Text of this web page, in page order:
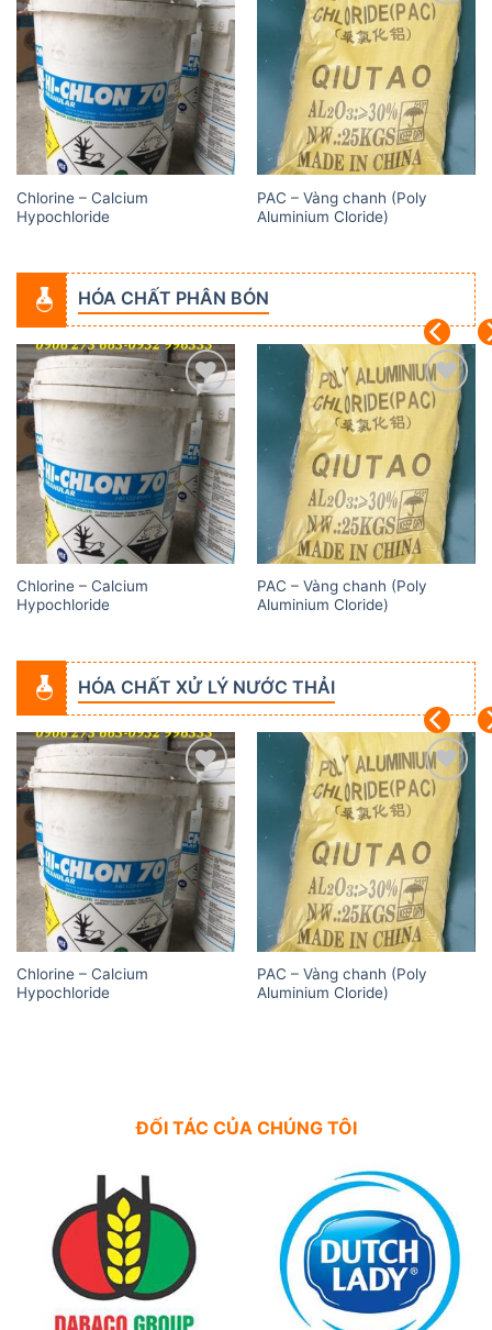
Add to
wishlist
Chlorine – Calcium
Hypochloride
Add to
wishlist
PAC – Vàng chanh (Poly
Aluminium Cloride)
HÓA CHẤT PHÂN BÓN
Add to
wishlist
Chlorine – Calcium
Hypochloride
Add to
wishlist
PAC – Vàng chanh (Poly
Aluminium Cloride)
HÓA CHẤT XỬ LÝ NƯỚC THẢI
Add to
wishlist
Chlorine – Calcium
Hypochloride
Add to
wishlist
PAC – Vàng chanh (Poly
Aluminium Cloride)
ĐỐI TÁC CỦA CHÚNG TÔI